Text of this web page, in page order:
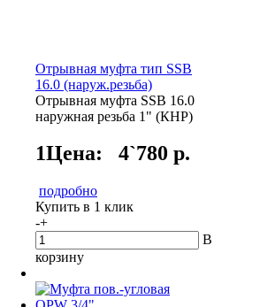
Отрывная муфта тип SSB
16.0 (наруж.резьба)
Отрывная муфта SSB 16.0
наружная резьба 1" (КНР)
1Цена: 4`780 р.
подробно
Купить в 1 клик
-+
В
корзину